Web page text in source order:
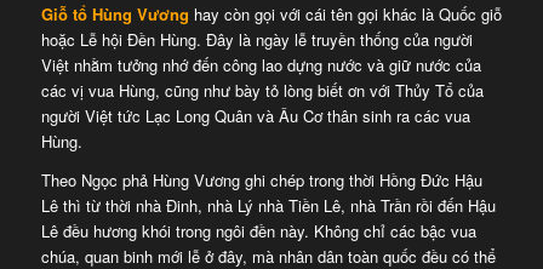
Giỗ tổ Hùng Vương hay còn gọi với cái tên gọi khác là Quốc giỗ
hoặc Lễ hội Đền Hùng. Đây là ngày lễ truyền thống của người
Việt nhằm tưởng nhớ đến công lao dựng nước và giữ nước của
các vị vua Hùng, cũng như bày tỏ lòng biết ơn với Thủy Tổ của
người Việt tức Lạc Long Quân và Âu Cơ thân sinh ra các vua
Hùng.
Theo Ngọc phả Hùng Vương ghi chép trong thời Hồng Đức Hậu
Lê thì từ thời nhà Đinh, nhà Lý nhà Tiền Lê, nhà Trần rồi đến Hậu
Lê đều hương khói trong ngôi đền này. Không chỉ các bậc vua
chúa, quan binh mới lễ ở đây, mà nhân dân toàn quốc đều có thể